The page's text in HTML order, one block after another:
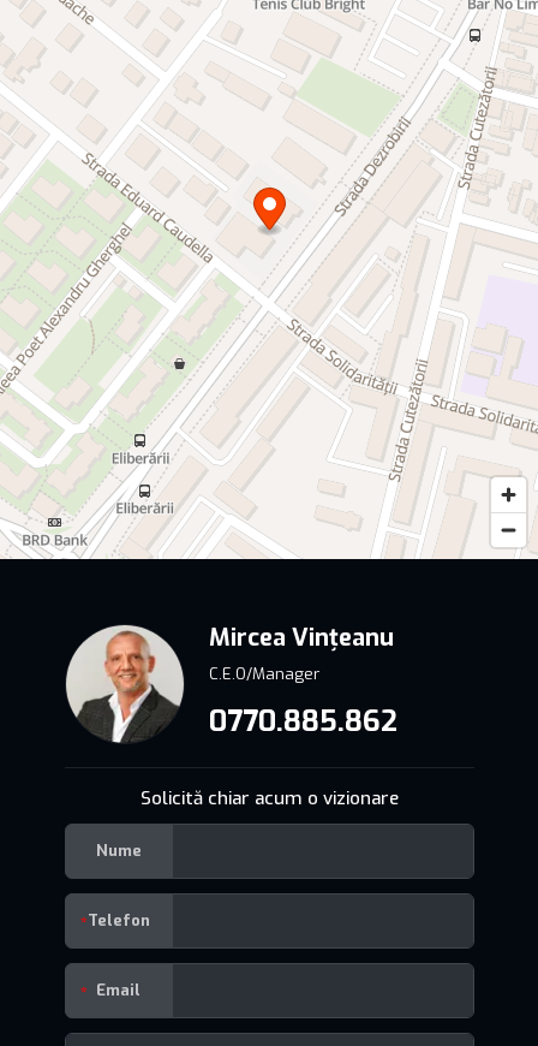
Apartamentele se vând la cheie și beneficiază de
următoarele dotari și finisaje de înaltă calitate:
- tâmplărie din PVC, Veka Softline 82
- fațadă ventilată placată cu pachet termosistem vată
bazaltică
- lift Schindler
- ușă metalică antiefracție
- centrală proprie pe gaz (28KW) – Immergas
- radiatoare montate
- aer condiționat dublu split, în fiecare cameră
- uși de interior montate
- pardoseli placate cu placi ceramice/parchet
- pereți finisați cu glet și zugrăviți cu vopsea lavabilă
- băi dotate cu obiecte sanitare – calitate premium
- prize și întrerupătoare modulare
- casa scării placată cu marmură
- barieră acces auto
- parcare subterană
Mircea Vințeanu
C.E.O/Manager
0770.885.862
Solicită chiar acum o vizionare
Nume
Telefon
Email